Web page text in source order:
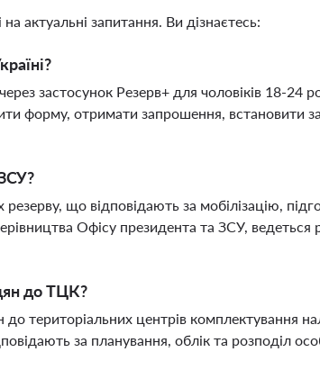
актуальні запитання. Ви дізнаєтесь:
застосунок Резерв+ для чоловіків 18-24
форму, отримати запрошення, встановити
що відповідають за мобілізацію,
Офісу президента та ЗСУ, ведеться
до ТЦК?
до територіальних центрів комплектування
за планування, облік та розподіл